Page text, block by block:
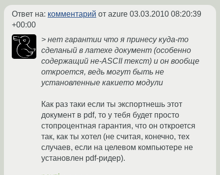
Ответ на: комментарий от azure 03.03.2010 08:20:39
+00:00
> нет гарантии что я принесу куда-то
сделаный в латехе документ (особенно
содержащий не-ASCII текст) и он вообще
откроется, ведь могут быть не
установленные какието модули
Как раз таки если ты экспортнешь этот
документ в pdf, то у тебя будет просто
стопроцентная гарантия, что он откроется
так, как ты хотел (не считая, конечно, тех
случаев, если на целевом компьютере не
установлен pdf-ридер).